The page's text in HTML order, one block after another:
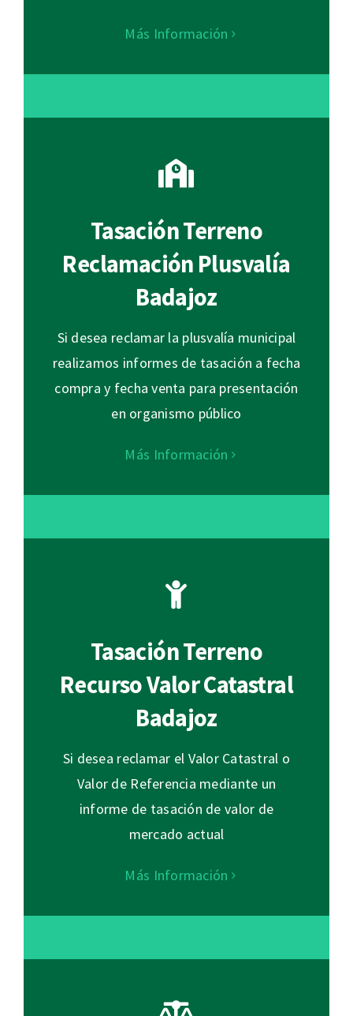
Más Información
Tasación Terreno
Reclamación Plusvalía
Badajoz
Si desea reclamar la plusvalía municipal
realizamos informes de tasación a fecha
compra y fecha venta para presentación
en organismo público
Más Información
Tasación Terreno
Recurso Valor Catastral
Badajoz
Si desea reclamar el Valor Catastral o
Valor de Referencia mediante un
informe de tasación de valor de
mercado actual
Más Información